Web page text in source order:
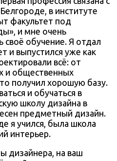
в институте
факультет под
и мне очень
своё обучение. Я отдал
и выпустился уже как
всё: от
и общественных
получил хорошую базу.
и обучаться в
школу дизайна в
предметный дизайн.
я учился, была школа
интерьер.
дизайнера, на ваш